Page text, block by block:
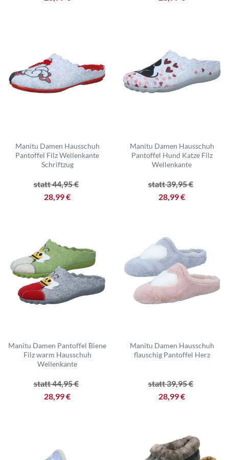
Manitu Damen Hausschuh
Pantoffel Filz Wellenkante
Schriftzug
statt 44,95 €
28,99 €
Manitu Damen Hausschuh
Pantoffel Hund Katze Filz
Wellenkante
statt 39,95 €
28,99 €
Manitu Damen Pantoffel Biene
Filz warm Hausschuh
Wellenkante
statt 44,95 €
28,99 €
Manitu Damen Hausschuh
flauschig Pantoffel Herz
statt 39,95 €
28,99 €